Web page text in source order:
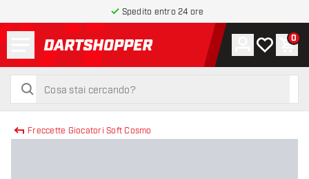
Spedito entro 24 ore
torna alla home page
cerca
cerca
Account
La mia0
Freccette Giocatori Soft Cosmo